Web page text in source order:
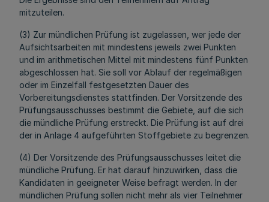
mitzuteilen.
(3) Zur mündlichen Prüfung ist zugelassen, wer jede der
Aufsichtsarbeiten mit mindestens jeweils zwei Punkten
und im arithmetischen Mittel mit mindestens fünf Punkten
abgeschlossen hat. Sie soll vor Ablauf der regelmäßigen
oder im Einzelfall festgesetzten Dauer des
Vorbereitungsdienstes stattfinden. Der Vorsitzende des
Prüfungsausschusses bestimmt die Gebiete, auf die sich
die mündliche Prüfung erstreckt. Die Prüfung ist auf drei
der in Anlage 4 aufgeführten Stoffgebiete zu begrenzen.
(4) Der Vorsitzende des Prüfungsausschusses leitet die
mündliche Prüfung. Er hat darauf hinzuwirken, dass die
Kandidaten in geeigneter Weise befragt werden. In der
mündlichen Prüfung sollen nicht mehr als vier Teilnehmer